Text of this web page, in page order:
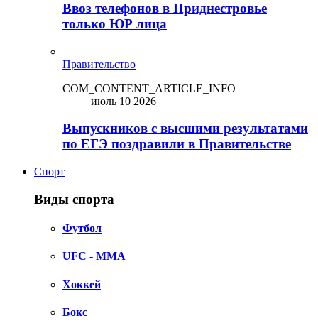
Ввоз телефонов в Приднестровье
только ЮР лица
Правительство
COM_CONTENT_ARTICLE_INFO
июль 10 2026
Выпускников с высшими результатами
по ЕГЭ поздравили в Правительстве
Спорт
Виды спорта
Футбол
UFC - MMA
Хоккей
Бокс